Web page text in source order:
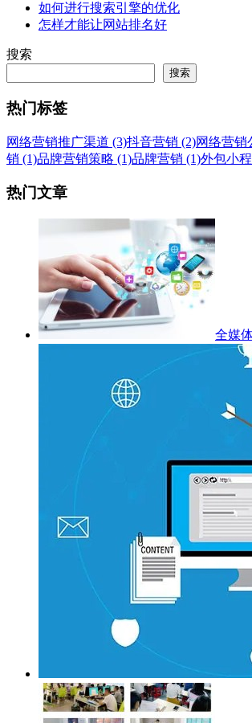
如何进行搜索引擎的优化
怎样才能让网站排名好
搜索
搜索
热门标签
网络营销推广渠道 (3)抖音营销 (2)网络营销
销 (1)品牌营销策略 (1)品牌营销 (1)外包小
热门文章
全媒